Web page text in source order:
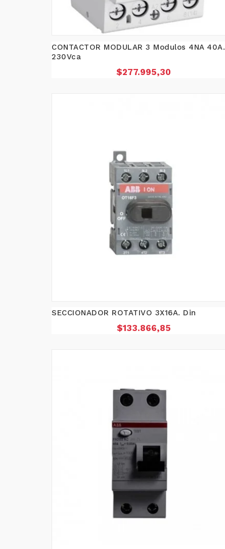
CONTACTOR MODULAR 3 Modulos 4NA 40A.
230Vca
Precio
$277.995,30
SECCIONADOR ROTATIVO 3X16A. Din
Precio
$133.866,85